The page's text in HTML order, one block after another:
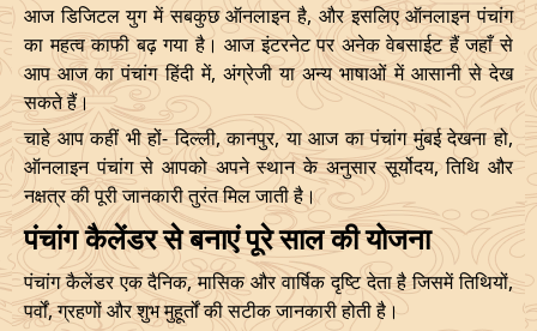
Start
Bhadra
Name
End
Date Time Date
03/12/2026 10:57 Patallok 03/12/2026
07/12/2026 02:21
Patallok-
Swarglok
07/12/2026
13/12/2026 03:26 Patallok 13/12/2026
16/12/2026 22:45 Mrityulok 17/12/2026
आज डिजिटल युग में सबकुछ ऑनलाइन है, और इसलिए ऑनलाइन पंचांग
का महत्व काफी बढ़ गया है। आज इंटरनेट पर अनेक वेबसाईट हैं जहाँ से
आप आज का पंचांग हिंदी में, अंग्रेजी या अन्य भाषाओं में आसानी से देख
सकते हैं।
चाहे आप कहीं भी हों- दिल्ली, कानपुर, या आज का पंचांग मुंबई देखना हो,
ऑनलाइन पंचांग से आपको अपने स्थान के अनुसार सूर्योदय, तिथि और
नक्षत्र की पूरी जानकारी तुरंत मिल जाती है।
पंचांग कैलेंडर से बनाएं पूरे साल की योजना
पंचांग कैलेंडर एक दैनिक, मासिक और वार्षिक दृष्टि देता है जिसमें तिथियों,
पर्वों, ग्रहणों और शुभ मुहूर्तों की सटीक जानकारी होती है।